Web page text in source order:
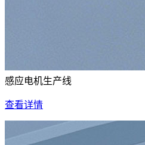
感应电机生产线
查看详情